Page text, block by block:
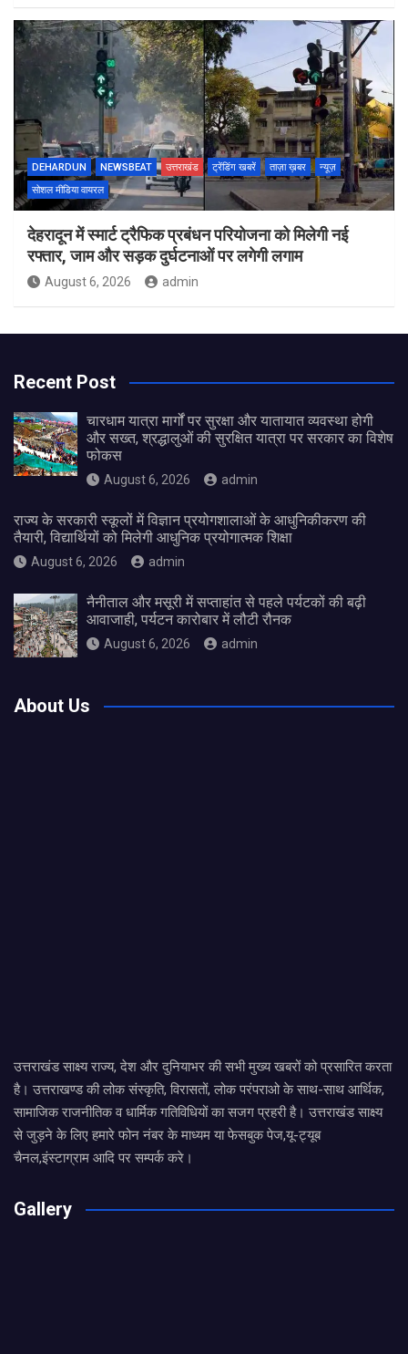
DEHARDUN NEWSBEAT उत्तराखंड ट्रेंडिंग खबरें ताज़ा ख़बर
न्यूज़
सोशल मीडिया वायरल
देहरादून में स्मार्ट ट्रैफिक प्रबंधन परियोजना को मिलेगी नई
रफ्तार, जाम और सड़क दुर्घटनाओं पर लगेगी लगाम
August 6, 2026 admin
Recent Post
चारधाम यात्रा मार्गों पर सुरक्षा और यातायात व्यवस्था होगी
और सख्त, श्रद्धालुओं की सुरक्षित यात्रा पर सरकार का विशेष
फोकस
August 6, 2026 admin
राज्य के सरकारी स्कूलों में विज्ञान प्रयोगशालाओं के आधुनिकीकरण की
तैयारी, विद्यार्थियों को मिलेगी आधुनिक प्रयोगात्मक शिक्षा
August 6, 2026 admin
नैनीताल और मसूरी में सप्ताहांत से पहले पर्यटकों की बढ़ी
आवाजाही, पर्यटन कारोबार में लौटी रौनक
August 6, 2026 admin
About Us
उत्तराखंड साक्ष्य राज्य, देश और दुनियाभर की सभी मुख्य खबरों को प्रसारित करता
है। उत्तराखण्ड की लोक संस्कृति, विरासतों, लोक परंपराओ के साथ-साथ आर्थिक,
सामाजिक राजनीतिक व धार्मिक गतिविधियों का सजग प्रहरी है। उत्तराखंड साक्ष्य
से जुड़ने के लिए हमारे फोन नंबर के माध्यम या फेसबुक पेज,यू-ट्यूब
चैनल,इंस्टाग्राम आदि पर सम्पर्क करे।
Gallery